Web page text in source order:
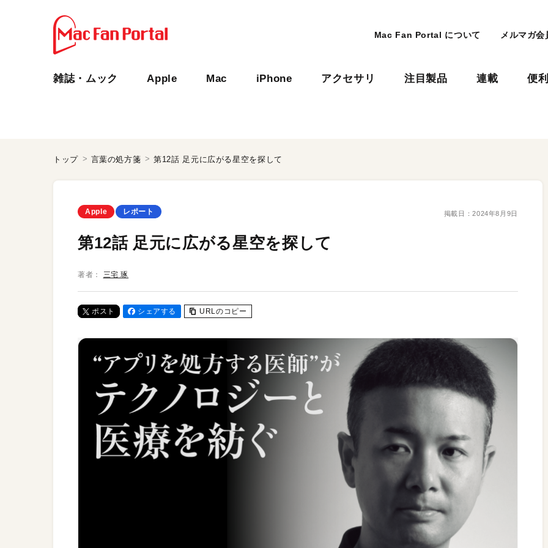
Mac Fan Portal について メルマガ会
雑誌・ムック Apple Mac iPhone アクセサリ 注目製品 連載 便
トップ 言葉の処方箋 第12話 足元に広がる星空を探して
Apple レポート 掲載日：2024年8月9日
第12話 足元に広がる星空を探して
著者： 三宅 琢
ポスト シェアする URLのコピー